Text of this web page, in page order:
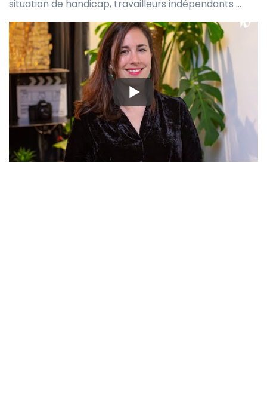
situation de handicap, travailleurs indépendants …